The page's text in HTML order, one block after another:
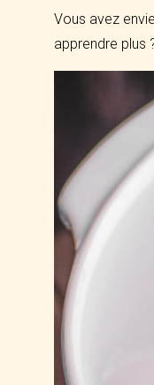
Vous avez
apprendre plus